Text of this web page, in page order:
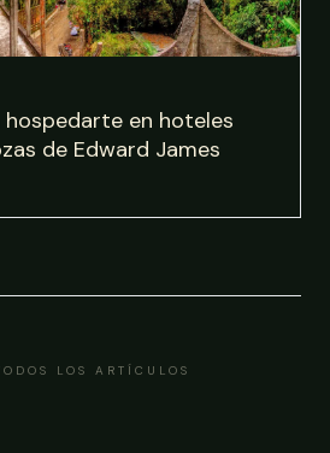
hospedarte en hoteles
de Edward James
LOS ARTÍCULOS